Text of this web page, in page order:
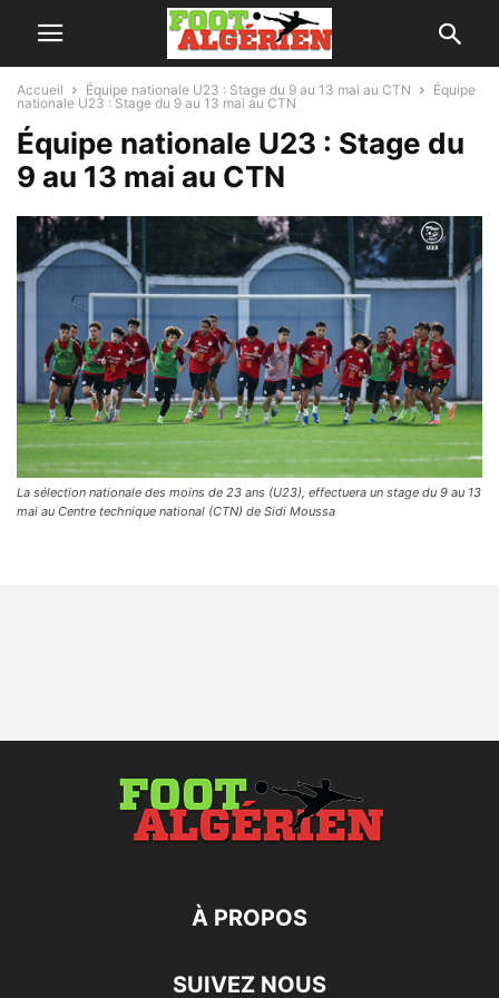
Accueil Équipe nationale U23 : Stage du 9 au 13 mai au CTN
Équipe
nationale U23 : Stage du 9 au 13 mai au CTN
Équipe nationale U23 : Stage du
9 au 13 mai au CTN
La sélection nationale des moins de 23 ans (U23), effectuera un stage du 9 au 13
mai au Centre technique national (CTN) de Sidi Moussa
À PROPOS
SUIVEZ NOUS